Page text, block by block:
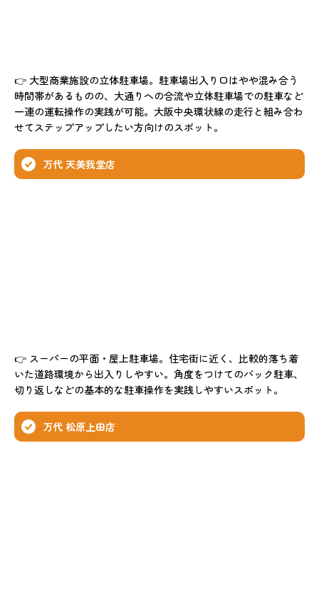
👉 大型商業施設の立体駐車場。駐車場出入り口はやや混み合う
時間帯があるものの、大通りへの合流や立体駐車場での駐車など
一連の運転操作の実践が可能。大阪中央環状線の走行と組み合わ
せてステップアップしたい方向けのスポット。
万代 天美我堂店
👉 スーパーの平面・屋上駐車場。住宅街に近く、比較的落ち着
いた道路環境から出入りしやすい。角度をつけてのバック駐車、
切り返しなどの基本的な駐車操作を実践しやすいスポット。
万代 松原上田店